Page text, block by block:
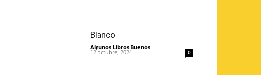
Blanco
Algunos Libros Buenos -
12 octubre, 2024 0